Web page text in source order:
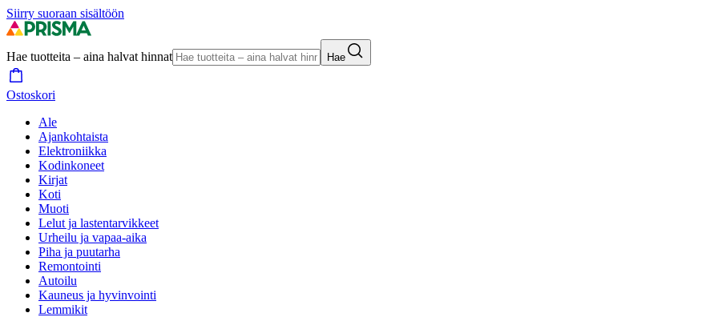
Siirry suoraan sisältöön
Hae tuotteita – aina halvat hinnat Hae
Ostoskori
Ale
Ajankohtaista
Elektroniikka
Kodinkoneet
Kirjat
Koti
Muoti
Lelut ja lastentarvikkeet
Urheilu ja vapaa-aika
Piha ja puutarha
Remontointi
Autoilu
Kauneus ja hyvinvointi
Lemmikit